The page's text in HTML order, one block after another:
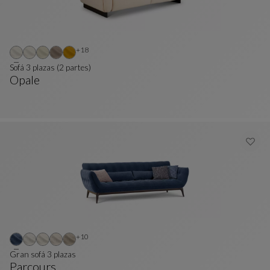
Opale
Sofá 3 plazas (2 partes)
+18Otros colores : 18 colores disponibles
Parcours
Gran sofá 3 plazas
+10Otros colores : 10 colores disponibles